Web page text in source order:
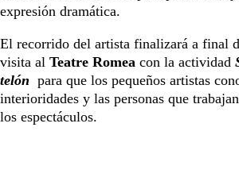
expresión dramática.
El recorrido del artista finalizará a final
visita al Teatre Romea con la actividad
telón para que los pequeños artistas
interioridades y las personas que
los espectáculos.